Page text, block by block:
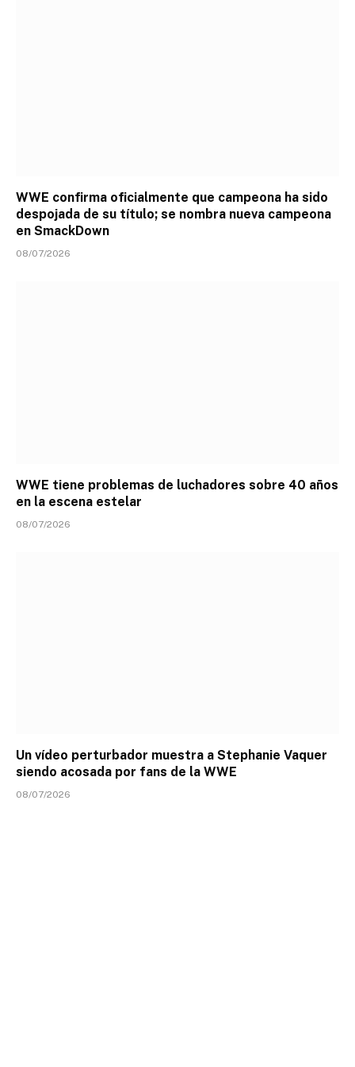
WWE confirma oficialmente que campeona ha sido
despojada de su título; se nombra nueva campeona
en SmackDown
08/07/2026
WWE tiene problemas de luchadores sobre 40 años
en la escena estelar
08/07/2026
Un vídeo perturbador muestra a Stephanie Vaquer
siendo acosada por fans de la WWE
08/07/2026